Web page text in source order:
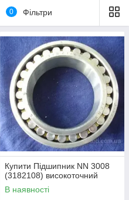
0 Фільтри
Купити Підшипник NN 3008
(3182108) високоточний
В наявності